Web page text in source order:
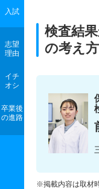
入試
志望
理由
イチ
オシ
卒業後
の進路
検査結
の考え
※掲載内容は取材